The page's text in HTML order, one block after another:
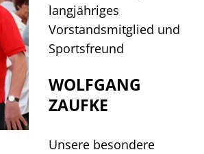
langjähriges
Vorstandsmitglied und
Sportsfreund
WOLFGANG
ZAUFKE
Unsere besondere